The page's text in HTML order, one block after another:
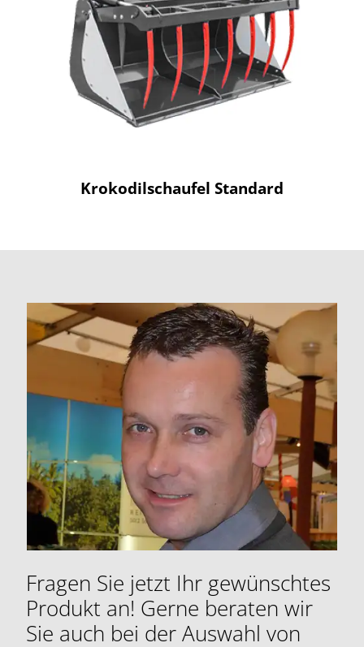
Krokodilschaufel Standard
Fragen Sie jetzt Ihr gewünschtes
Produkt an! Gerne beraten wir
Sie auch bei der Auswahl von